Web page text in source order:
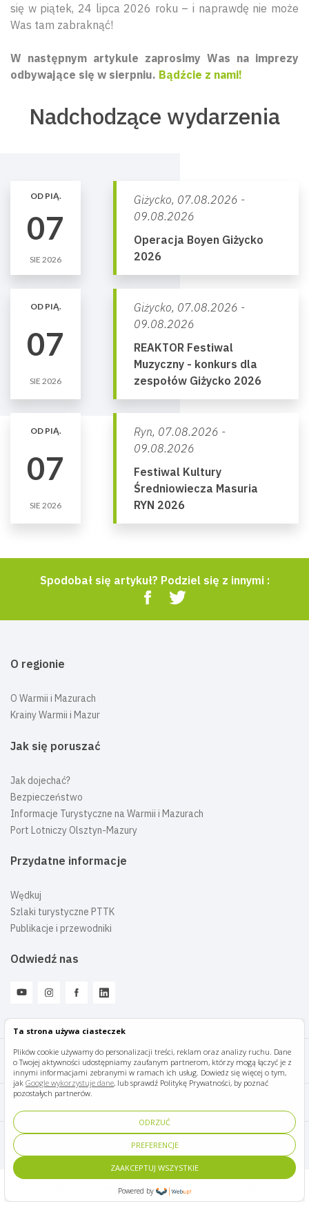
Ta strona używa ciasteczek
Plików cookie używamy do personalizacji treści, reklam oraz analizy ruchu. Dane
o Twojej aktywności udostępniamy zaufanym partnerom, którzy mogą łączyć je z
innymi informacjami zebranymi w ramach ich usług. Dowiedz się więcej o tym,
jak Google wykorzystuje dane, lub sprawdź Politykę Prywatności, by poznać
pozostałych partnerów.
ODRZUĆ
PREFERENCJE
ZAAKCEPTUJ WSZYSTKIE
Powered by
się w piątek, 24 lipca 2026 roku – i naprawdę nie może
Was tam zabraknąć!
W następnym artykule zaprosimy Was na imprezy
odbywające się w sierpniu. Bądźcie z nami!
Nadchodzące wydarzenia
OD PIĄ.
07
SIE 2026
Giżycko, 07.08.2026 -
09.08.2026
Operacja Boyen Giżycko
2026
OD PIĄ.
07
SIE 2026
Giżycko, 07.08.2026 -
09.08.2026
REAKTOR Festiwal
Muzyczny - konkurs dla
zespołów Giżycko 2026
OD PIĄ.
07
SIE 2026
Ryn, 07.08.2026 -
09.08.2026
Festiwal Kultury
Średniowiecza Masuria
RYN 2026
Spodobał się artykuł? Podziel się z innymi :
O regionie
O Warmii i Mazurach
Krainy Warmii i Mazur
Jak się poruszać
Jak dojechać?
Bezpieczeństwo
Informacje Turystyczne na Warmii i Mazurach
Port Lotniczy Olsztyn-Mazury
Przydatne informacje
Wędkuj
Szlaki turystyczne PTTK
Publikacje i przewodniki
Odwiedź nas
Mazury Travel © 2026
Polityka prywatności
Designed by Panda Marketing